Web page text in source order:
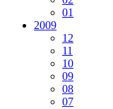
01
2009
12
11
10
09
08
07